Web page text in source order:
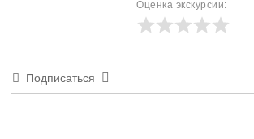
Оценка экскурсии:
Подписаться